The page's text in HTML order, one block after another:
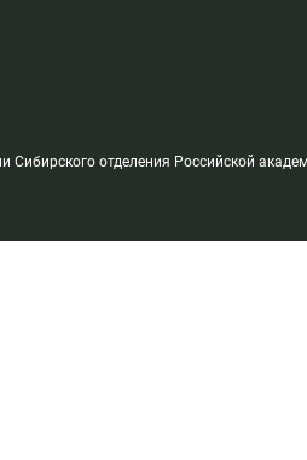
Сибирского отделения Российской